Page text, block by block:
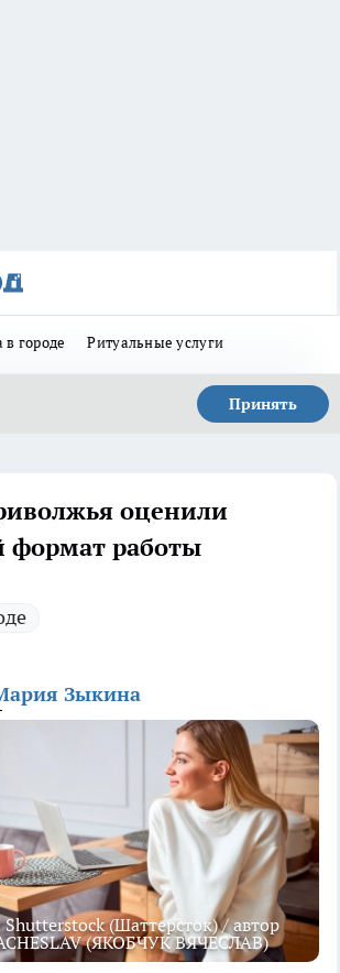
в городе Ритуальные услуги
Принять
оценили
формат работы
Зыкина
(Шаттерсток) / автор
(ЯКОБЧУК ВЯЧЕСЛАВ)